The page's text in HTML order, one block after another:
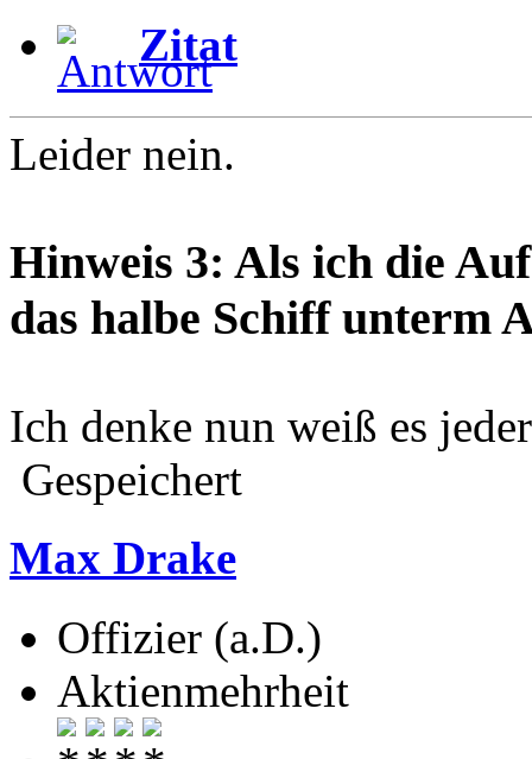
Zitat
Leider nein.
Hinweis 3: Als ich die
das halbe Schiff unterm
Ich denke nun weiß es
Gespeichert
Max Drake
Offizier (a.D.)
Aktienmehrheit